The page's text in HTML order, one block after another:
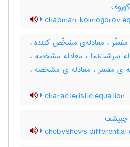
chapman-kolmogorov
مفسّر ، معادله‌ی مشخّص کننده ،
سرشت‌نما ، معادله مشخصه ،
ی مفسر ، معادله ی مشخصه ،
characteristic equation
چبیشف
chebyshev's differential